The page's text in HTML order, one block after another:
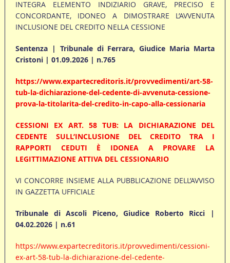
INTEGRA ELEMENTO INDIZIARIO GRAVE, PRECISO E
CONCORDANTE, IDONEO A DIMOSTRARE L’AVVENUTA
INCLUSIONE DEL CREDITO NELLA CESSIONE
Sentenza | Tribunale di Ferrara, Giudice Maria Marta
Cristoni | 01.09.2026 | n.765
https://www.expartecreditoris.it/provvedimenti/art-58-
tub-la-dichiarazione-del-cedente-di-avvenuta-cessione-
prova-la-titolarita-del-credito-in-capo-alla-cessionaria
CESSIONI EX ART. 58 TUB: LA DICHIARAZIONE DEL
CEDENTE SULL’INCLUSIONE DEL CREDITO TRA I
RAPPORTI CEDUTI È IDONEA A PROVARE LA
LEGITTIMAZIONE ATTIVA DEL CESSIONARIO
VI CONCORRE INSIEME ALLA PUBBLICAZIONE DELL’AVVISO
IN GAZZETTA UFFICIALE
Tribunale di Ascoli Piceno, Giudice Roberto Ricci |
04.02.2026 | n.61
https://www.expartecreditoris.it/provvedimenti/cessioni-
ex-art-58-tub-la-dichiarazione-del-cedente-